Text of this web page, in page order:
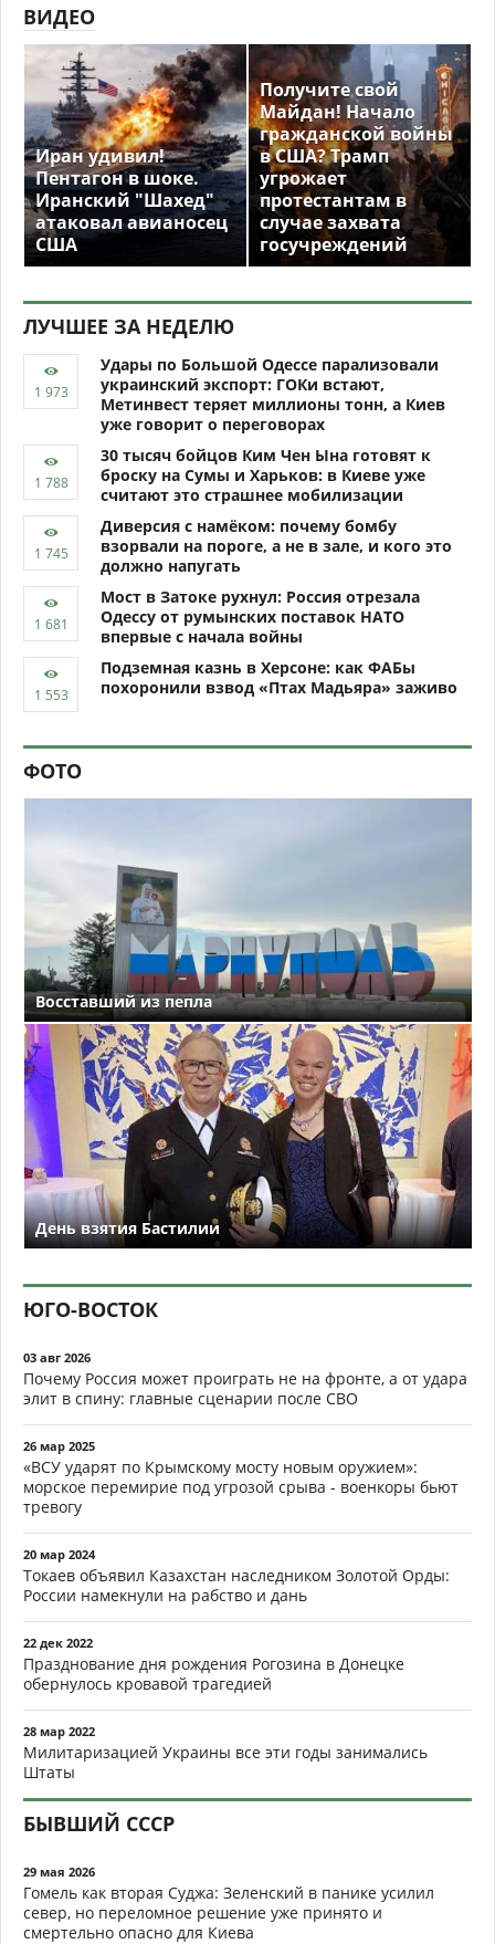
ВИДЕО
Иран удивил!
Пентагон в шоке.
Иранский "Шахед"
атаковал авианосец
США
Получите свой
Майдан! Начало
гражданской войны
в США? Трамп
угрожает
протестантам в
случае захвата
госучреждений
ЛУЧШЕЕ ЗА НЕДЕЛЮ
Удары по Большой Одессе парализовали
украинский экспорт: ГОКи встают,
Метинвест теряет миллионы тонн, а Киев
уже говорит о переговорах
30 тысяч бойцов Ким Чен Ына готовят к
броску на Сумы и Харьков: в Киеве уже
считают это страшнее мобилизации
Диверсия с намёком: почему бомбу
взорвали на пороге, а не в зале, и кого это
должно напугать
Мост в Затоке рухнул: Россия отрезала
Одессу от румынских поставок НАТО
впервые с начала войны
Подземная казнь в Херсоне: как ФАБы
похоронили взвод «Птах Мадьяра» заживо
ФОТО
Восставший из пепла
День взятия Бастилии
ЮГО-ВОСТОК
03 авг 2026
Почему Россия может проиграть не на фронте, а от удара
элит в спину: главные сценарии после СВО
26 мар 2025
«ВСУ ударят по Крымскому мосту новым оружием»:
морское перемирие под угрозой срыва - военкоры бьют
тревогу
20 мар 2024
Токаев объявил Казахстан наследником Золотой Орды:
России намекнули на рабство и дань
22 дек 2022
Празднование дня рождения Рогозина в Донецке
обернулось кровавой трагедией
28 мар 2022
Милитаризацией Украины все эти годы занимались
Штаты
БЫВШИЙ СССР
29 мая 2026
Гомель как вторая Суджа: Зеленский в панике усилил
север, но переломное решение уже принято и
смертельно опасно для Киева